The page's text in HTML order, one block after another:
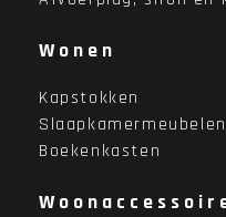
Wonen
Kapstokken
Slaapkamermeubelen
Boekenkasten